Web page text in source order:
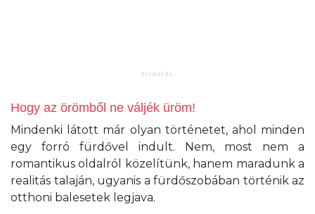
Hogy az örömből ne váljék üröm!
Mindenki látott már olyan történetet, ahol minden
egy forró fürdővel indult. Nem, most nem a
romantikus oldalról közelítünk, hanem maradunk a
realitás talaján, ugyanis a fürdőszobában történik az
otthoni balesetek legjava.